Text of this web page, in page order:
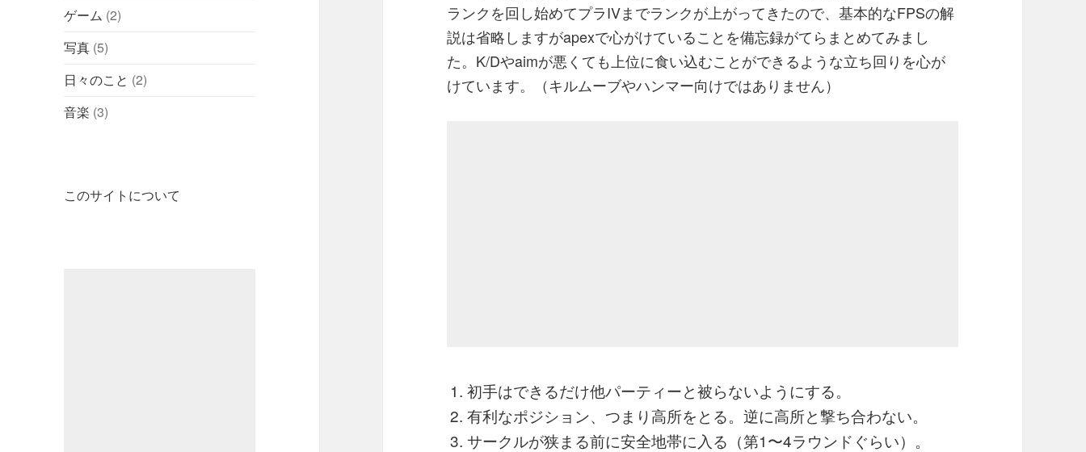
ゲーム (2)
写真 (5)
日々のこと (2)
音楽 (3)
このサイトについて
ランクを回し始めてプラIVまでランクが上がってきたので、基本的なFPSの解
説は省略しますがapexで心がけていることを備忘録がてらまとめてみまし
た。K/Dやaimが悪くても上位に食い込むことができるような立ち回りを心が
けています。（キルムーブやハンマー向けではありません）
初手はできるだけ他パーティーと被らないようにする。
有利なポジション、つまり高所をとる。逆に高所と撃ち合わない。
サークルが狭まる前に安全地帯に入る（第1〜4ラウンドぐらい）。